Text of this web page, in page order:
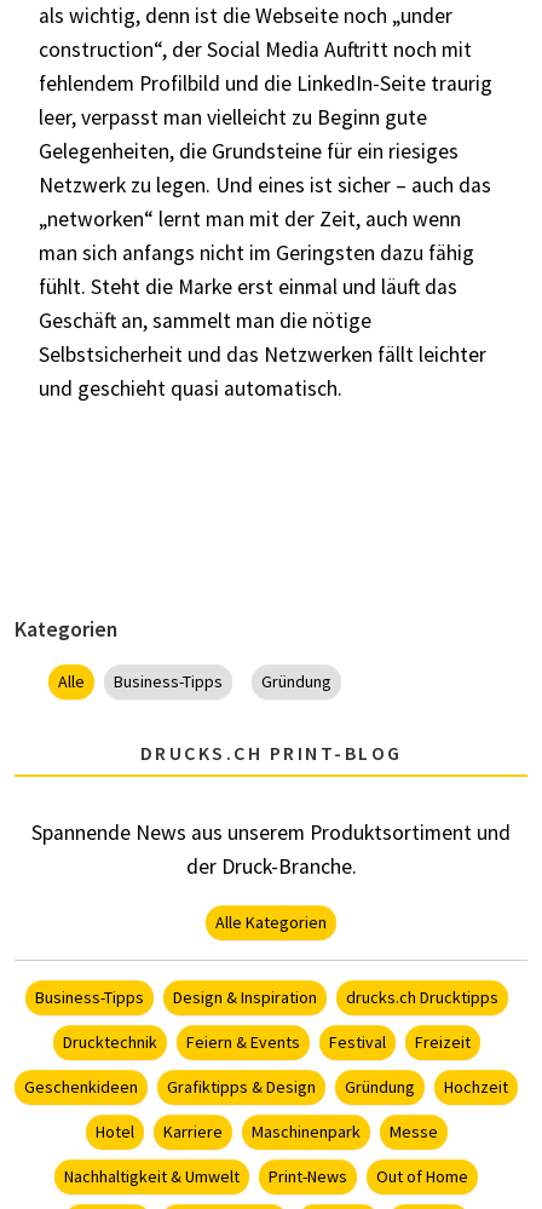
als wichtig, denn ist die Webseite noch „under
construction“, der Social Media Auftritt noch mit
fehlendem Profilbild und die LinkedIn-Seite traurig
leer, verpasst man vielleicht zu Beginn gute
Gelegenheiten, die Grundsteine für ein riesiges
Netzwerk zu legen. Und eines ist sicher – auch das
„networken“ lernt man mit der Zeit, auch wenn
man sich anfangs nicht im Geringsten dazu fähig
fühlt. Steht die Marke erst einmal und läuft das
Geschäft an, sammelt man die nötige
Selbstsicherheit und das Netzwerken fällt leichter
und geschieht quasi automatisch.
Kategorien
Alle Business-Tipps Gründung
DRUCKS.CH PRINT-BLOG
Spannende News aus unserem Produktsortiment und
der Druck-Branche.
Alle Kategorien
Business-Tipps Design & Inspiration drucks.ch Drucktipps
Drucktechnik Feiern & Events Festival Freizeit
Geschenkideen Grafiktipps & Design Gründung Hochzeit
Hotel Karriere Maschinenpark Messe
Nachhaltigkeit & Umwelt Print-News Out of Home